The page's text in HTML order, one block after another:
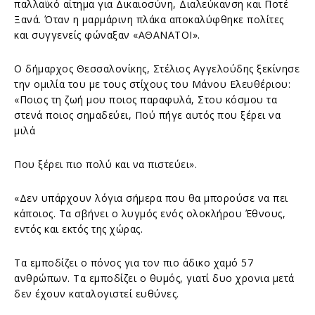
παλλαϊκό αίτημα για Δικαιοσύνη, Διαλεύκανση και Ποτέ
Ξανά. Όταν η μαρμάρινη πλάκα αποκαλύφθηκε πολίτες
και συγγενείς φώναξαν «ΑΘΑΝΑΤΟΙ».
Ο δήμαρχος Θεσσαλονίκης, Στέλιος Αγγελούδης ξεκίνησε
την ομιλία του με τους στίχους του Μάνου Ελευθέριου:
«Ποιος τη ζωή μου ποιος παραφυλά, Στου κόσμου τα
στενά ποιος σημαδεύει, Πού πήγε αυτός που ξέρει να
μιλά
Που ξέρει πιο πολύ και να πιστεύει».
«Δεν υπάρχουν λόγια σήμερα που θα μπορούσε να πει
κάποιος. Τα σβήνει ο λυγμός ενός ολοκλήρου Έθνους,
εντός και εκτός της χώρας.
Τα εμποδίζει ο πόνος για τον πιο άδικο χαμό 57
ανθρώπων. Τα εμποδίζει ο θυμός, γιατί δυο χρονια μετά
δεν έχουν καταλογιστεί ευθύνες.